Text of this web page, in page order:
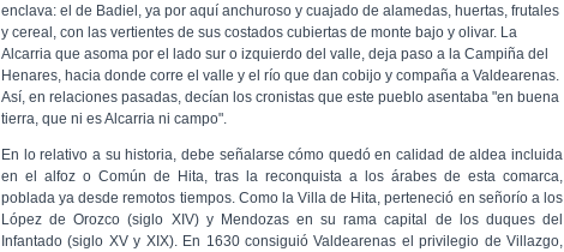
enclava: el de Badiel, ya por aquí anchuroso y cuajado de alamedas, huertas, frutales
y cereal, con las vertientes de sus costados cubiertas de monte bajo y olivar. La
Alcarria que asoma por el lado sur o izquierdo del valle, deja paso a la Campiña del
Henares, hacia donde corre el valle y el río que dan cobijo y compaña a Valdearenas.
Así, en relaciones pasadas, decían los cronistas que este pueblo asentaba "en buena
tierra, que ni es Alcarria ni campo".
En lo relativo a su historia, debe señalarse cómo quedó en calidad de aldea incluida
en el alfoz o Común de Hita, tras la reconquista a los árabes de esta comarca,
poblada ya desde remotos tiempos. Como la Villa de Hita, perteneció en seño­río a los
López de Orozco (siglo XIV) y Mendozas en su rama capital de los duques del
Infantado (siglo XV y XIX). En 1630 consiguió Valdearenas el privilegio de Villazgo,